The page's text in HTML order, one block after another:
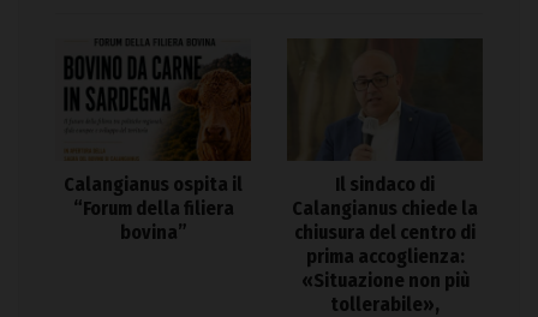
Calangianus ospita il
“Forum della filiera
bovina”
Il sindaco di
Calangianus chiede la
chiusura del centro di
prima accoglienza:
«Situazione non più
tollerabile»,